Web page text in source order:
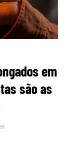
em
são as